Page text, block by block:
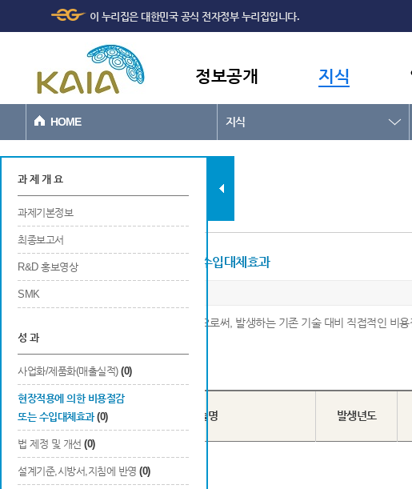
본문바로가기
이 누리집은 대한민국 공식 전자정부 누리집입니다.
정보공개 지식
HOME 지식
과제현황
과 제 개 요
과제기본정보
최종보고서
R&D 홍보영상
SMK
성 과
사업화/제품화(매출실적) (0)
현장적용에 의한 비용절감
또는 수입대체효과 (0)
법 제정 및 개선 (0)
설계기준,시방서,지침에 반영 (0)
현장적용에 의한 비용절감 또는 수입대체효과
※ 최종 연구개발 결과를 현장에 적용함으로써, 발생하는 기존 기술 대비 직접적인 비
Total0건
번호 R&D기술명 발생년도